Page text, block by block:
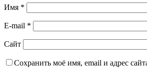
Имя *
E-mail *
Сайт
Сохранить моё имя, email и адрес